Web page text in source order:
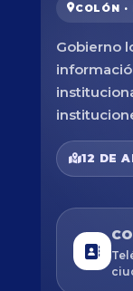
COLÓN ·
Gobierno
12 DE